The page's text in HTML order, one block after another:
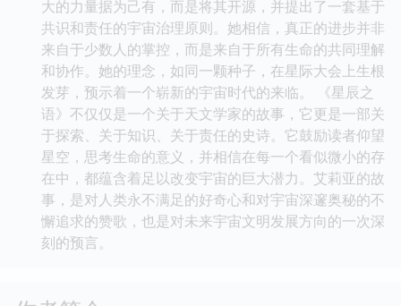
大的力量据为己有，而是将其开源，并提出了一套基于
共识和责任的宇宙治理原则。她相信，真正的进步并非
来自于少数人的掌控，而是来自于所有生命的共同理解
和协作。她的理念，如同一颗种子，在星际大会上生根
发芽，预示着一个崭新的宇宙时代的来临。 《星辰之
语》不仅仅是一个关于天文学家的故事，它更是一部关
于探索、关于知识、关于责任的史诗。它鼓励读者仰望
星空，思考生命的意义，并相信在每一个看似微小的存
在中，都蕴含着足以改变宇宙的巨大潜力。艾莉亚的故
事，是对人类永不满足的好奇心和对宇宙深邃奥秘的不
懈追求的赞歌，也是对未来宇宙文明发展方向的一次深
刻的预言。